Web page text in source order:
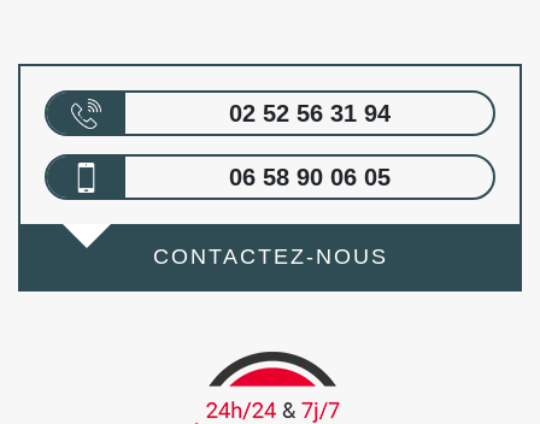
02 52 56 31 94
06 58 90 06 05
CONTACTEZ-NOUS